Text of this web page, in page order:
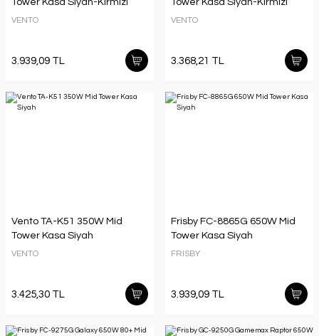
VENTO
3.939,09 TL
VENTO
3.368,21 TL
Vento TA-K51 350W Mid
Tower Kasa Siyah
VENTO
3.425,30 TL
Frisby FC-8865G 650W Mid
Tower Kasa Siyah
FRISBY
3.939,09 TL